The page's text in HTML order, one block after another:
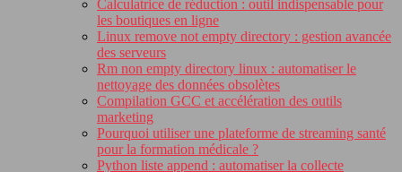
Calculatrice de réduction : outil indispensable pour
les boutiques en ligne
Linux remove not empty directory : gestion avancée
des serveurs
Rm non empty directory linux : automatiser le
nettoyage des données obsolètes
Compilation GCC et accélération des outils
marketing
Pourquoi utiliser une plateforme de streaming santé
pour la formation médicale ?
Python liste append : automatiser la collecte